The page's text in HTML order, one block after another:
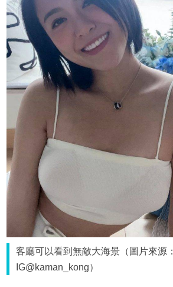
客廳可以看到無敵大海景（圖片來源：
IG@kaman_kong）